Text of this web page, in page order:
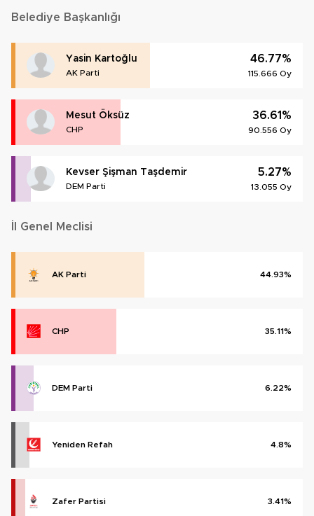
Belediye Başkanlığı
Yasin Kartoğlu
AK Parti
46.77%
115.666 Oy
Mesut Öksüz
CHP
36.61%
90.556 Oy
Kevser Şişman Taşdemir
DEM Parti
5.27%
13.055 Oy
İl Genel Meclisi
AK Parti 44.93%
CHP 35.11%
DEM Parti 6.22%
Yeniden Refah 4.8%
Zafer Partisi 3.41%